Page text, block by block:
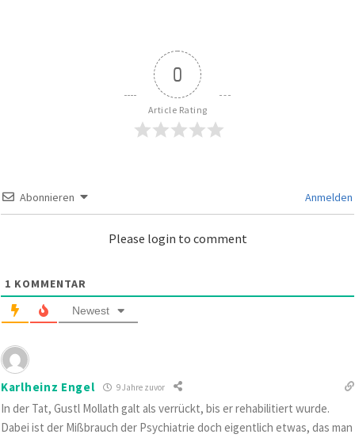
0
Article Rating
Abonnieren Anmelden
Please login to comment
1 KOMMENTAR
Newest
Karlheinz Engel 9 Jahre zuvor
In der Tat, Gustl Mollath galt als verrückt, bis er rehabilitiert wurde.
Dabei ist der Mißbrauch der Psychiatrie doch eigentlich etwas, das man